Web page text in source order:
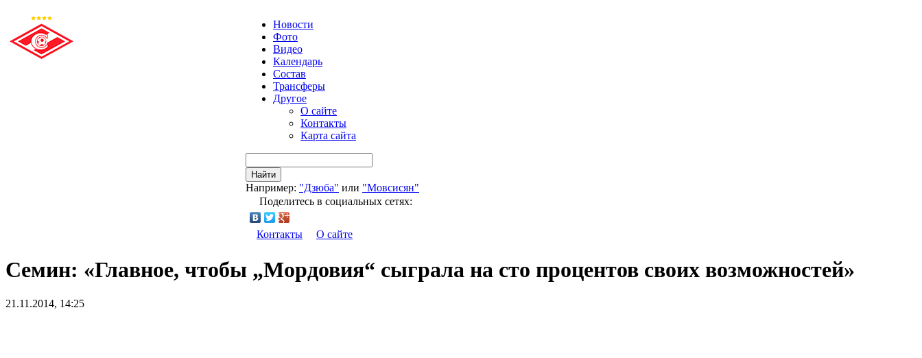
Новости
Фото
Видео
Календарь
Состав
Трансферы
Другое
О сайте
Контакты
Карта сайта
Найти
Например: "Дзюба" или "Мовсисян"
Поделитесь в социальных сетях:
Контакты О сайте
Семин: «Главное, чтобы „Мордовия“ сыграла на сто процентов своих возможностей»
21.11.2014, 14:25